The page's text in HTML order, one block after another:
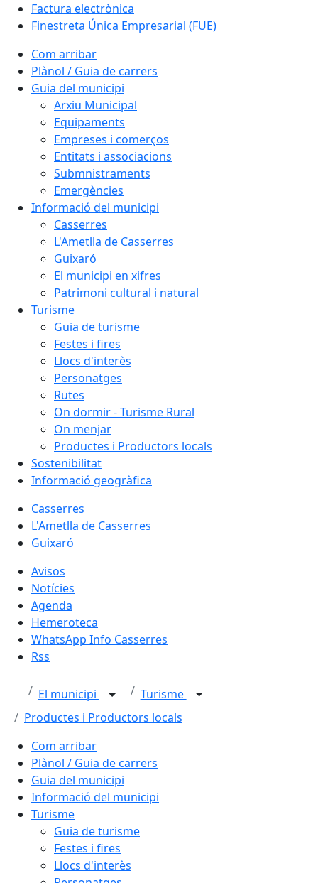
Factura electrònica
Finestreta Única Empresarial (FUE)
Com arribar
Plànol / Guia de carrers
Guia del municipi
Arxiu Municipal
Equipaments
Empreses i comerços
Entitats i associacions
Submnistraments
Emergències
Informació del municipi
Casserres
L'Ametlla de Casserres
Guixaró
El municipi en xifres
Patrimoni cultural i natural
Turisme
Guia de turisme
Festes i fires
Llocs d'interès
Personatges
Rutes
On dormir - Turisme Rural
On menjar
Productes i Productors locals
Sostenibilitat
Informació geogràfica
Casserres
L'Ametlla de Casserres
Guixaró
Avisos
Notícies
Agenda
Hemeroteca
WhatsApp Info Casserres
Rss
El municipi
Turisme
Productes i Productors locals
Com arribar
Plànol / Guia de carrers
Guia del municipi
Informació del municipi
Turisme
Guia de turisme
Festes i fires
Llocs d'interès